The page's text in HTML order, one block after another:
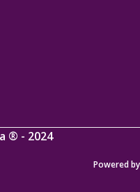
® - 2024
Powered by